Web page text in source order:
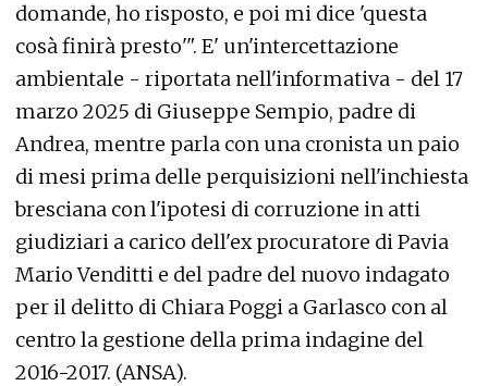
domande, ho risposto, e poi mi dice 'questa
cosà finirà presto'". E' un'intercettazione
ambientale - riportata nell'informativa - del 17
marzo 2025 di Giuseppe Sempio, padre di
Andrea, mentre parla con una cronista un paio
di mesi prima delle perquisizioni nell'inchiesta
bresciana con l'ipotesi di corruzione in atti
giudiziari a carico dell'ex procuratore di Pavia
Mario Venditti e del padre del nuovo indagato
per il delitto di Chiara Poggi a Garlasco con al
centro la gestione della prima indagine del
2016-2017. (ANSA).